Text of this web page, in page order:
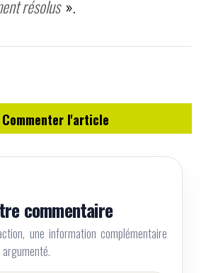
résolus ».
Commenter l'article
commentaire
une information complémentaire
argumenté.